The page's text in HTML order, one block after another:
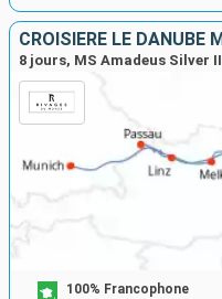
8 jours, MS Amadeus Silver II
100% Francophone